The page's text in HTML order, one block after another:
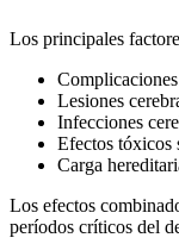
Los principales
Lesiones
Infecciones
Efectos tóxicos
Carga
Los efectos
períodos críticos del